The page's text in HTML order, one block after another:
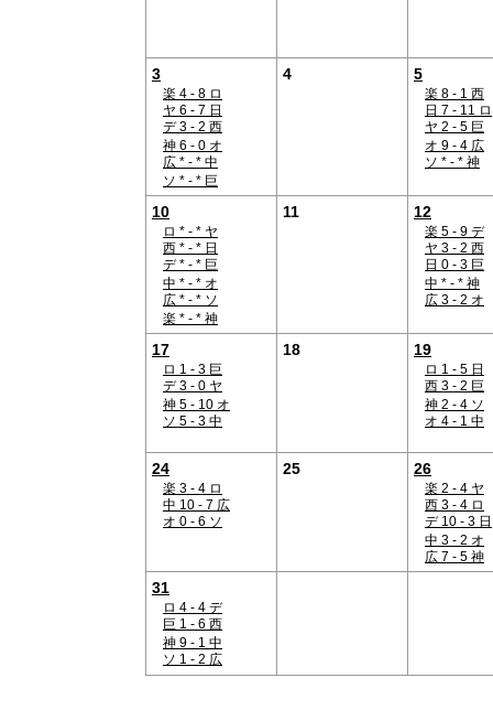
3
楽 4 - 8 ロ
ヤ 6 - 7 日
デ 3 - 2 西
神 6 - 0 オ
広 * - * 中
ソ * - * 巨
4 5
楽 8 - 1 西
日 7 - 11 ロ
ヤ 2 - 5 巨
オ 9 - 4 広
ソ * - * 神
10
ロ * - * ヤ
西 * - * 日
デ * - * 巨
中 * - * オ
広 * - * ソ
楽 * - * 神
11 12
楽 5 - 9 デ
ヤ 3 - 2 西
日 0 - 3 巨
中 * - * 神
広 3 - 2 オ
17
ロ 1 - 3 巨
デ 3 - 0 ヤ
神 5 - 10 オ
ソ 5 - 3 中
18 19
ロ 1 - 5 日
西 3 - 2 巨
神 2 - 4 ソ
オ 4 - 1 中
24
楽 3 - 4 ロ
中 10 - 7 広
オ 0 - 6 ソ
25 26
楽 2 - 4 ヤ
西 3 - 4 ロ
デ 10 - 3 日
中 3 - 2 オ
広 7 - 5 神
31
ロ 4 - 4 デ
巨 1 - 6 西
神 9 - 1 中
ソ 1 - 2 広